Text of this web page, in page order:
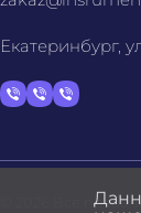
Екатеринбург,
© 2026 Все